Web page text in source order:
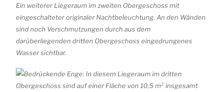
Ein weiterer Liegeraum im zweiten Obergeschoss mit
eingeschalteter originaler Nachtbeleuchtung. An den Wänden
sind noch Verschmutzungen durch aus dem
darüberliegenden dritten Obergeschoss eingedrungenes
Wasser sichtbar.